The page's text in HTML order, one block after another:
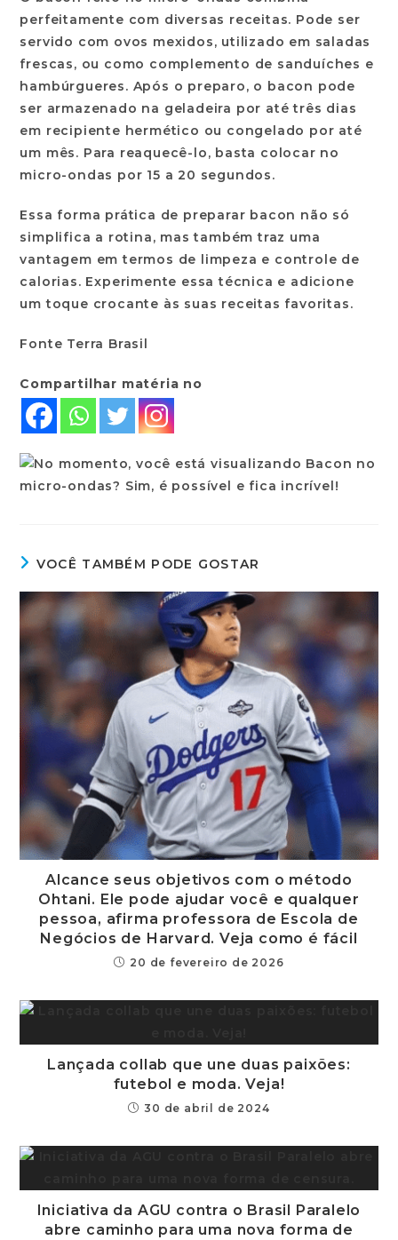
perfeitamente com diversas receitas. Pode ser
servido com ovos mexidos, utilizado em saladas
frescas, ou como complemento de sanduíches e
hambúrgueres. Após o preparo, o bacon pode
ser armazenado na geladeira por até três dias
em recipiente hermético ou congelado por até
um mês. Para reaquecê-lo, basta colocar no
micro-ondas por 15 a 20 segundos.
Essa forma prática de preparar bacon não só
simplifica a rotina, mas também traz uma
vantagem em termos de limpeza e controle de
calorias. Experimente essa técnica e adicione
um toque crocante às suas receitas favoritas.
Fonte Terra Brasil
Compartilhar matéria no
VOCÊ TAMBÉM PODE GOSTAR
Alcance seus objetivos com o método
Ohtani. Ele pode ajudar você e qualquer
pessoa, afirma professora de Escola de
Negócios de Harvard. Veja como é fácil
20 de fevereiro de 2026
Lançada collab que une duas paixões:
futebol e moda. Veja!
30 de abril de 2024
Iniciativa da AGU contra o Brasil Paralelo
abre caminho para uma nova forma de